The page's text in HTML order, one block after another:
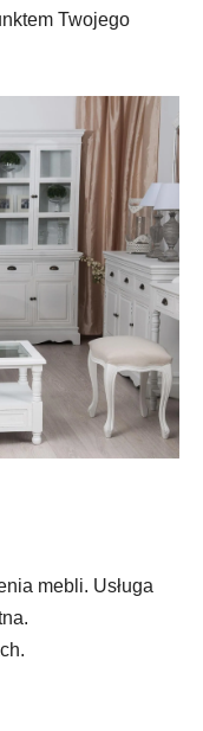
Twojego
mebli. Usługa